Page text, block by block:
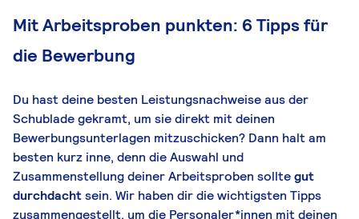
Mit Arbeitsproben punkten: 6 Tipps für
die Bewerbung
Du hast deine besten Leistungsnachweise aus der
Schublade gekramt, um sie direkt mit deinen
Bewerbungsunterlagen mitzuschicken? Dann halt am
besten kurz inne, denn die Auswahl und
Zusammenstellung deiner Arbeitsproben solltegut
durchdachtsein. Wir haben dir die wichtigsten Tipps
zusammengestellt, um die Personaler*innen mit deinen